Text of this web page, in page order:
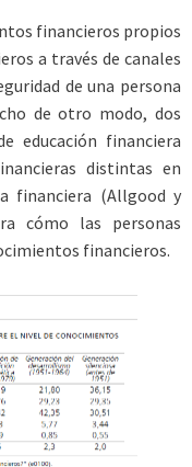
financieros propios
a través de canales
de una persona
de otro modo, dos
educación financiera
distintas en
financiera (Allgood y
cómo las personas
financieros.